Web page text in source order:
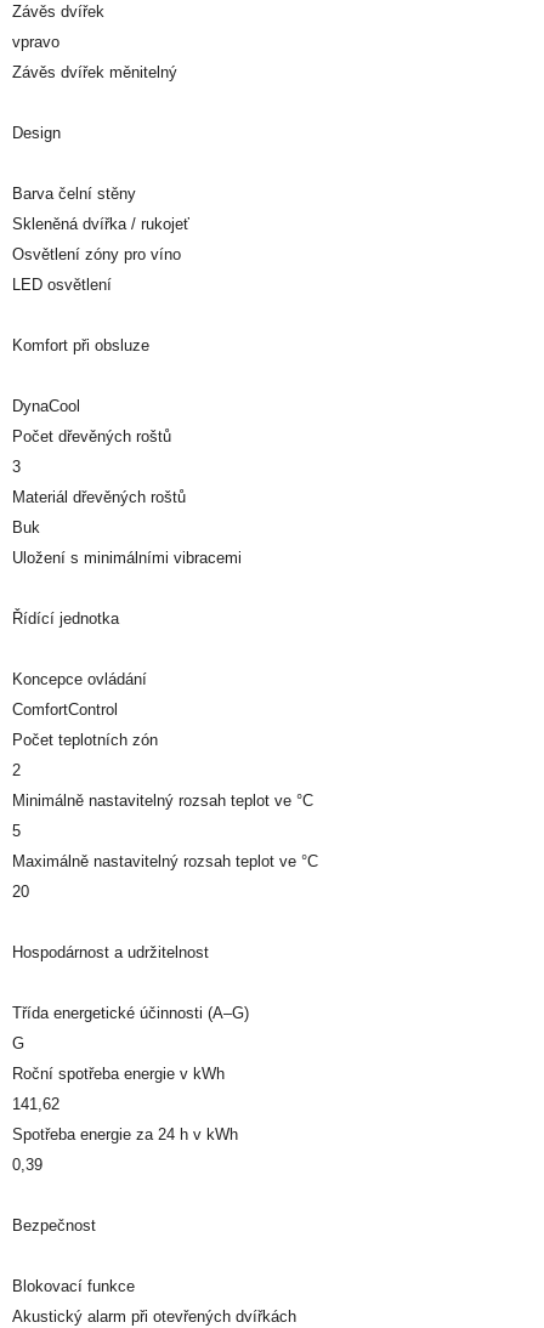
Závěs dvířek
vpravo
Závěs dvířek měnitelný
Design
Barva čelní stěny
Skleněná dvířka / rukojeť
Osvětlení zóny pro víno
LED osvětlení
Komfort při obsluze
DynaCool
Počet dřevěných roštů
3
Materiál dřevěných roštů
Buk
Uložení s minimálními vibracemi
Řídící jednotka
Koncepce ovládání
ComfortControl
Počet teplotních zón
2
Minimálně nastavitelný rozsah teplot ve °C
5
Maximálně nastavitelný rozsah teplot ve °C
20
Hospodárnost a udržitelnost
Třída energetické účinnosti (A–G)
G
Roční spotřeba energie v kWh
141,62
Spotřeba energie za 24 h v kWh
0,39
Bezpečnost
Blokovací funkce
Akustický alarm při otevřených dvířkách